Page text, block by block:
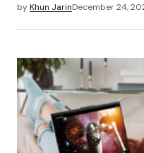
byKhun JarinDecember 24,